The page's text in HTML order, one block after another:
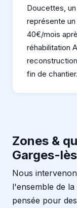
Doucettes,
représente
40€/mois
réhabilitation
fin de chantier.
Zones &
Garges-
Nous
l'ensemble de
pensée pour